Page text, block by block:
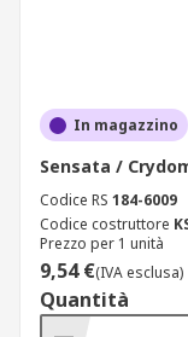
In magazzino
Sensata /
Codice RS 184-6009
Codice costruttore
Prezzo per 1 unità
9,54 €(IVA esclusa)
Quantità